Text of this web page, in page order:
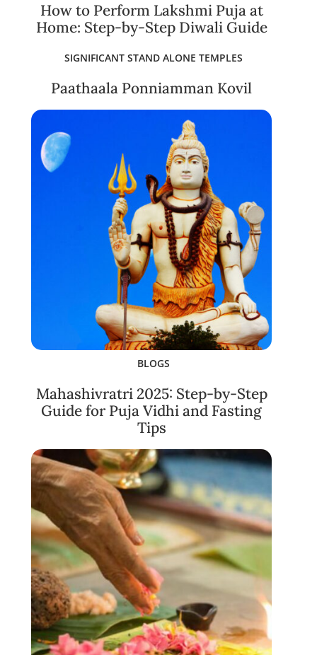
How to Perform Lakshmi Puja at
Home: Step-by-Step Diwali Guide
SIGNIFICANT STAND ALONE TEMPLES
Paathaala Ponniamman Kovil
BLOGS
Mahashivratri 2025: Step-by-Step
Guide for Puja Vidhi and Fasting
Tips